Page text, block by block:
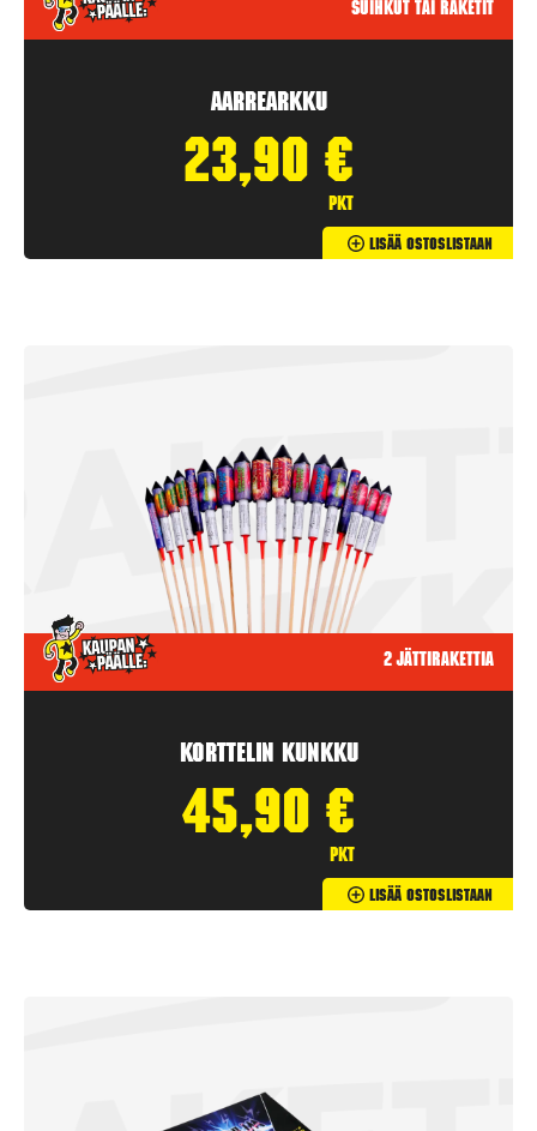
Suihkut tai raketit
Aarrearkku
23,90 €
pkt
Lisää Ostoslistaan
2 jättirakettia
Korttelin kunkku
45,90 €
pkt
Lisää Ostoslistaan